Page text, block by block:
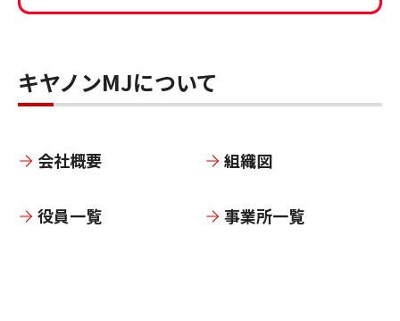
キヤノンMJについて
会社概要 組織図
役員一覧 事業所一覧